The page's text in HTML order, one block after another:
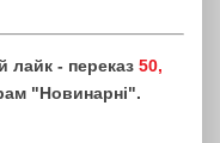
лайк - переказ 50,
"Новинарні".